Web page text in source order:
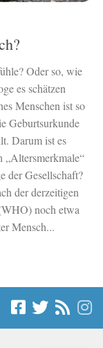
Oder so, wie
es schätzen
Menschen ist so
Geburtsurkunde
Darum ist es
„Altersmerkmale“
der Gesellschaft?
der derzeitigen
noch etwa
Mensch...